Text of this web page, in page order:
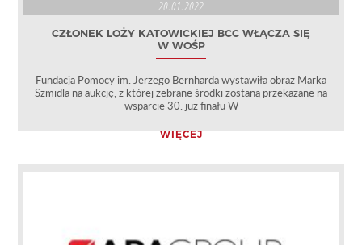
20.01.2022
CZŁONEK LOŻY KATOWICKIEJ BCC WŁĄCZA SIĘ
W WOŚP
Fundacja Pomocy im. Jerzego Bernharda wystawiła obraz Marka
Szmidla na aukcję, z której zebrane środki zostaną przekazane na
wsparcie 30. już finału W
WIĘCEJ